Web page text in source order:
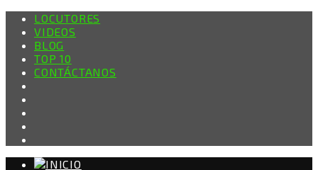
LOCUTORES
VIDEOS
BLOG
TOP 10
CONTÁCTANOS